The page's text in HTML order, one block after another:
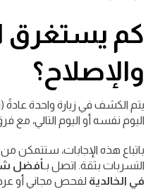
كم
والإصلاح؟
يتم الكشف في زيارة واحدة عادةً
اليوم نفسه أو اليوم التالي،
باتباع هذه الإجابات، ستتمكن
التسربات بثقة. اتصل بـأفضل
في الخالدية لفحص مجاني أو